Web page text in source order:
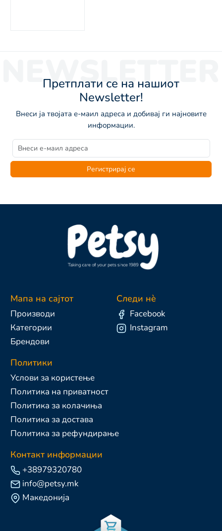
NEWSLETTER
Претплати се на нашиот
Newsletter!
Внеси ја твојата е-маил адреса и добивај ги најновите
информации.
Регистрирај се
Мапа на сајтот
Производи
Категории
Брендови
Политики
Услови за користење
Политика на приватност
Политика за колачиња
Политика за достава
Политика за рефундирање
Контакт информации
+38979320780
info@petsy.mk
Македонија
Следи нè
Facebook
Instagram